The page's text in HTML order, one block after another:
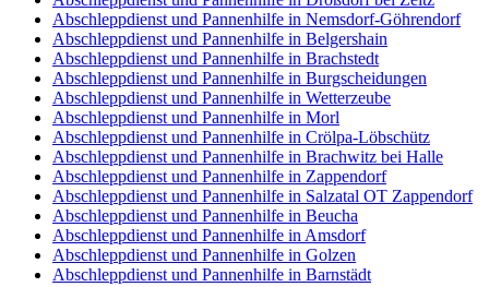
Abschleppdienst und Pannenhilfe in Nemsdorf-Göhrendorf
Abschleppdienst und Pannenhilfe in Belgershain
Abschleppdienst und Pannenhilfe in Brachstedt
Abschleppdienst und Pannenhilfe in Burgscheidungen
Abschleppdienst und Pannenhilfe in Wetterzeube
Abschleppdienst und Pannenhilfe in Morl
Abschleppdienst und Pannenhilfe in Crölpa-Löbschütz
Abschleppdienst und Pannenhilfe in Brachwitz bei Halle
Abschleppdienst und Pannenhilfe in Zappendorf
Abschleppdienst und Pannenhilfe in Salzatal OT Zappendorf
Abschleppdienst und Pannenhilfe in Beucha
Abschleppdienst und Pannenhilfe in Amsdorf
Abschleppdienst und Pannenhilfe in Golzen
Abschleppdienst und Pannenhilfe in Barnstädt